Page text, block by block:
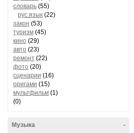
словарь (55)
рус.язык (22)
закон (53)
туризм (45)
кино (29)
авто (23)
ремонт (22)
фото (20)
сценарии (16)
оригами (15)
мультфильм (1)
(0)
-
Музыка